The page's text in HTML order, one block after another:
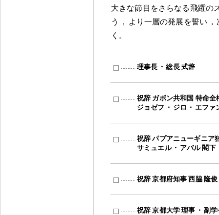
大きな節目をさらなる飛躍の
う
， より一層の発展を誓い ，
く 。
理事長 ・ 総長 式辞
祝辞 ガボン共和国 特命全
ジョゼフ ・ ジロ ・ エファ
祝辞 パプアニューギニア
サミュエル ・ アバル 閣下
祝辞 京都府知事 西脇 隆俊
祝辞 京都大学 理事 ・ 副学